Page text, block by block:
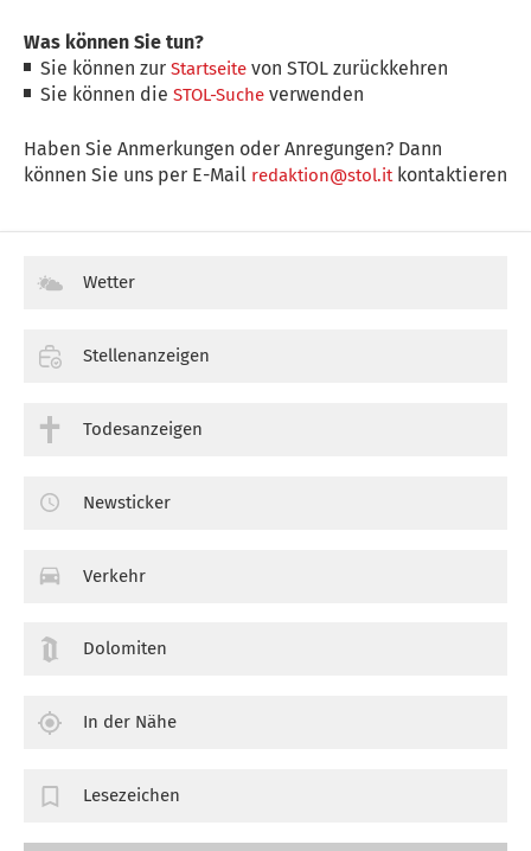
Was können Sie tun?
Sie können zurStartseite von STOL zurückkehren
Sie können dieSTOL-Suche verwenden
Haben Sie Anmerkungen oder Anregungen? Dann
können Sie uns per E-Mail redaktion@stol.itkontaktieren
Wetter
Stellenanzeigen
Todesanzeigen
Newsticker
Verkehr
Dolomiten
In der Nähe
Lesezeichen